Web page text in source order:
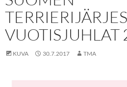
VUOTISJUHLAT
KUVA 30.7.2017 TMA